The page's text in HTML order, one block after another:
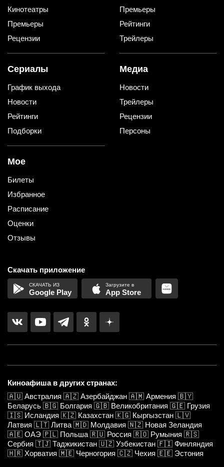
Кинотеатры
Премьеры
Рецензии
Премьеры
Рейтинги
Трейлеры
Сериалы
График выхода
Новости
Рейтинги
Подборки
Медиа
Новости
Трейлеры
Рецензии
Персоны
Мое
Билеты
Избранное
Расписание
Оценки
Отзывы
Скачать приложение
Google Play App Store
Киноафиша в других странах:
🇦🇺 Австралия 🇦🇿 Азербайджан 🇦🇲 Армения 🇧🇾
Беларусь 🇧🇬 Болгария 🇬🇧 Великобритания 🇬🇪 Грузия
🇮🇸 Исландия 🇰🇿 Казахстан 🇰🇬 Кыргызстан 🇱🇻
Латвия 🇱🇹 Литва 🇲🇩 Молдавия 🇳🇿 Новая Зеландия
🇦🇪 ОАЭ 🇵🇱 Польша 🇷🇺 Россия 🇷🇴 Румыния 🇷🇸
Сербия 🇹🇯 Таджикистан 🇺🇿 Узбекистан 🇫🇮 Финляндия
🇭🇷 Хорватия 🇲🇪 Черногория 🇨🇿 Чехия 🇪🇪 Эстония